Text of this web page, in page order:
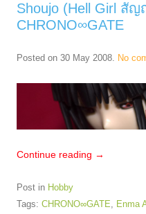
Shoujo (Hell Girl สั
CHRONO∞GATE
Posted on 30 May 2008. No
Continue reading →
Post in Hobby
Tags: CHRONO∞GATE Enma